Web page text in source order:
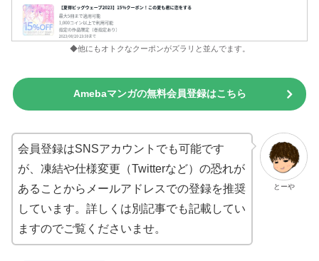
◆他にもオトクなクーポンがズラリと並んでます。
Amebaマンガの無料会員登録はこちら
とーや
会員登録はSNSアカウントでも可能です
が、凍結や仕様変更（Twitterなど）の恐れが
あることからメールアドレスでの登録を推奨
しています。詳しくは別記事でも記載してい
ますのでご覧くださいませ。